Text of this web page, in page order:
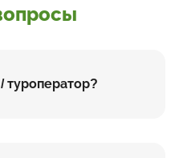
туроператор?